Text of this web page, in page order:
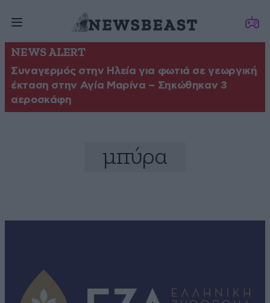
NEWS ALERT
Συναγερμός στην Ηλεία για φωτιά σε γεωργική
έκταση στην Αγία Μαρίνα – Σηκώθηκαν 3
αεροσκάφη
μπύρα